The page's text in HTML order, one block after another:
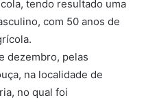
tendo resultado uma
com 50 anos de
dezembro, pelas
na localidade de
no qual foi